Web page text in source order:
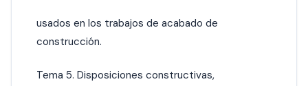
usados en los trabajos de acabado de
construcción.
Tema 5. Disposiciones constructivas,